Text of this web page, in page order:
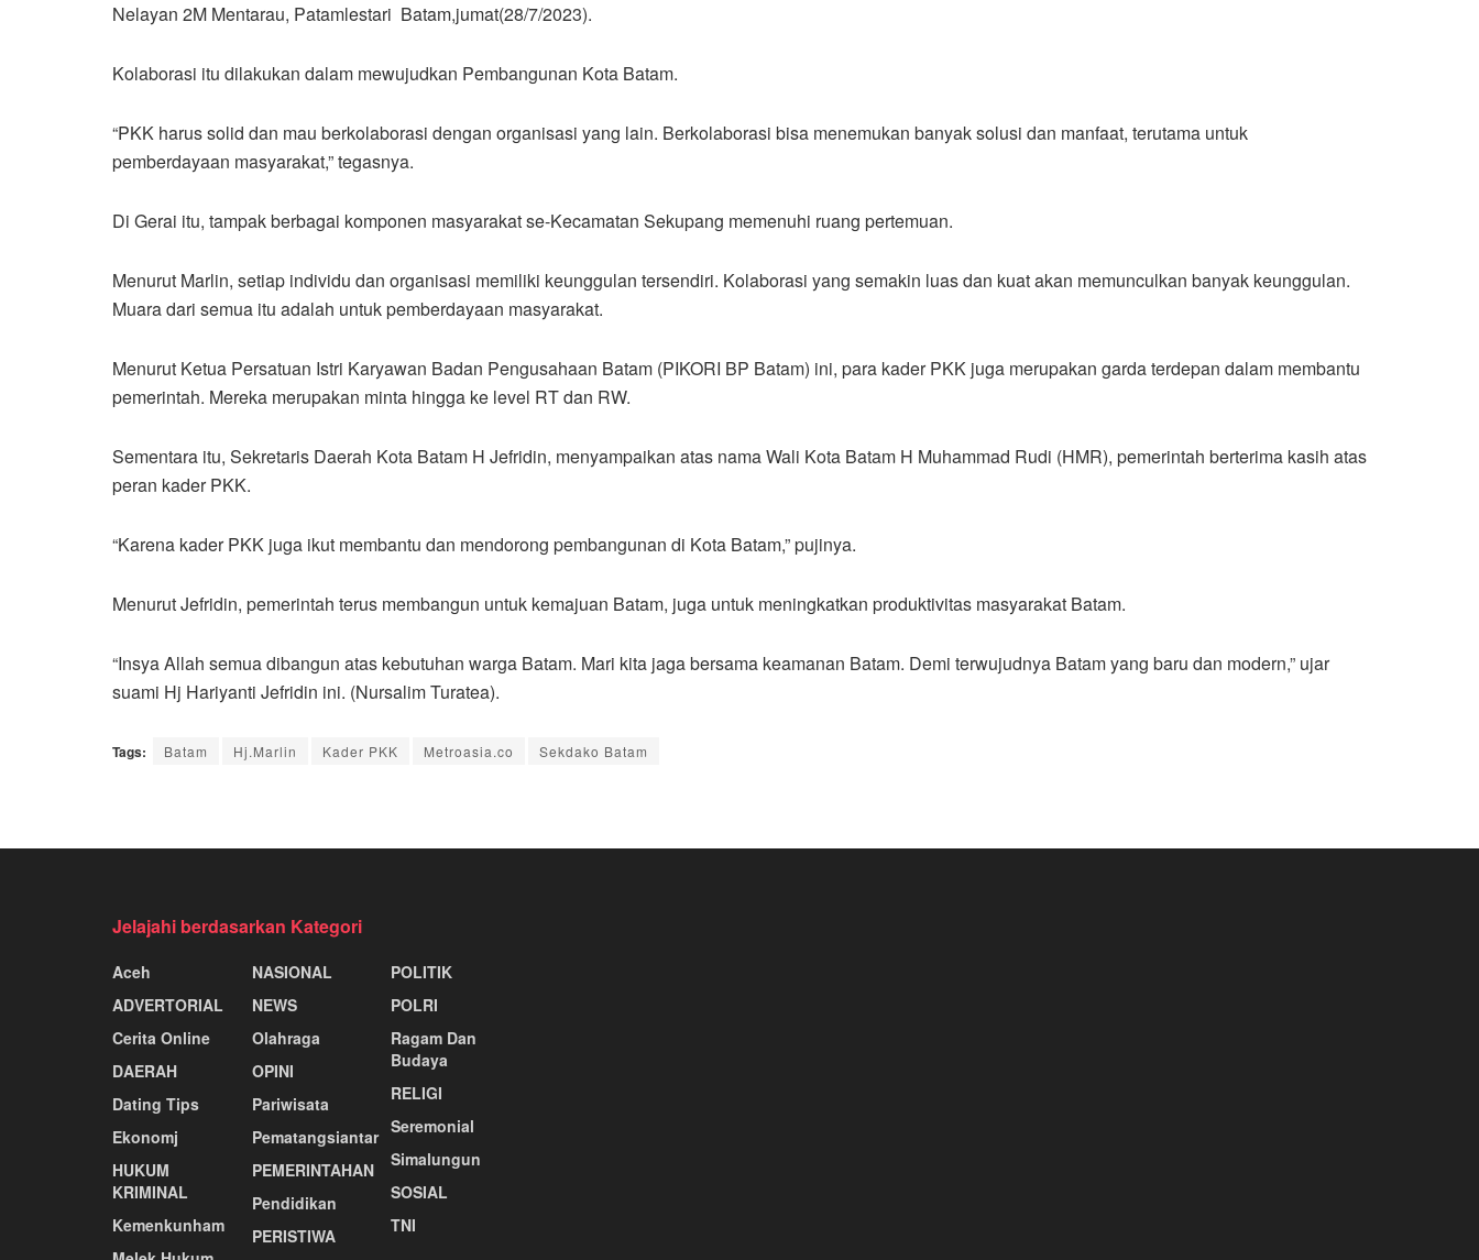
Nelayan 2M Mentarau, Patamlestari Batam,jumat(28/7/2023).
Kolaborasi itu dilakukan dalam mewujudkan Pembangunan Kota Batam.
“PKK harus solid dan mau berkolaborasi dengan organisasi yang lain. Berkolaborasi bisa menemukan banyak solusi dan manfaat, terutama untuk
pemberdayaan masyarakat,” tegasnya.
Di Gerai itu, tampak berbagai komponen masyarakat se-Kecamatan Sekupang memenuhi ruang pertemuan.
Menurut Marlin, setiap individu dan organisasi memiliki keunggulan tersendiri. Kolaborasi yang semakin luas dan kuat akan memunculkan banyak keunggulan.
Muara dari semua itu adalah untuk pemberdayaan masyarakat.
Menurut Ketua Persatuan Istri Karyawan Badan Pengusahaan Batam (PIKORI BP Batam) ini, para kader PKK juga merupakan garda terdepan dalam membantu
pemerintah. Mereka merupakan minta hingga ke level RT dan RW.
Sementara itu, Sekretaris Daerah Kota Batam H Jefridin, menyampaikan atas nama Wali Kota Batam H Muhammad Rudi (HMR), pemerintah berterima kasih atas
peran kader PKK.
“Karena kader PKK juga ikut membantu dan mendorong pembangunan di Kota Batam,” pujinya.
Menurut Jefridin, pemerintah terus membangun untuk kemajuan Batam, juga untuk meningkatkan produktivitas masyarakat Batam.
“Insya Allah semua dibangun atas kebutuhan warga Batam. Mari kita jaga bersama keamanan Batam. Demi terwujudnya Batam yang baru dan modern,” ujar
suami Hj Hariyanti Jefridin ini. (Nursalim Turatea).
Tags: Batam Hj.Marlin Kader PKK Metroasia.co Sekdako Batam
Jelajahi berdasarkan Kategori
Aceh
ADVERTORIAL
Cerita Online
DAERAH
Dating Tips
Ekonomj
HUKUM
KRIMINAL
Kemenkunham
NASIONAL
NEWS
Olahraga
OPINI
Pariwisata
Pematangsiantar
PEMERINTAHAN
Pendidikan
PERISTIWA
POLITIK
POLRI
Ragam Dan
Budaya
RELIGI
Seremonial
Simalungun
SOSIAL
TNI